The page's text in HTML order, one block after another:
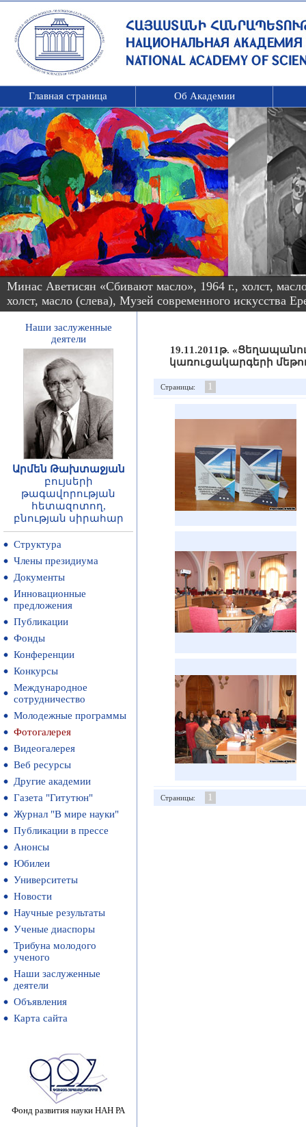
Главная страница Об Академии
Минас Аветисян «Сбивают масло», 1964 г., холст,
холст, масло (слева), Музей современного искусства
Наши заслуженные
деятели
Արմեն Թախտաջյան
բույսերի
թագավորության
հետազոտող,
բնության սիրահար
Структура
Члены президиума
Документы
Инновационные
предложения
Публикации
Фонды
Конференции
Конкурсы
Международное
сотрудничество
Молодежные программы
Фотогалерея
Видеогалерея
Веб ресурсы
Другие академии
Газета "Гитутюн"
Журнал "В мире науки"
Публикации в прессе
Анонсы
Юбилеи
Университеты
Новости
Научные результаты
Ученые диаспоры
Трибуна молодого
ученого
Наши заслуженные
деятели
Объявления
Карта сайта
Фонд развития науки НАН РА
19.11.2011թ.
կառուցակարգերի
Страницы: 1
Страницы: 1